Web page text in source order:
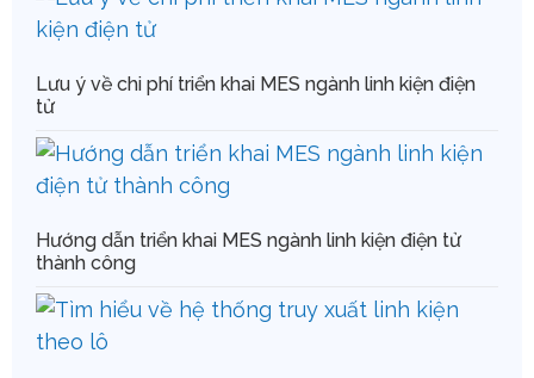
Lưu ý về chi phí triển khai MES ngành linh kiện điện
tử
Hướng dẫn triển khai MES ngành linh kiện điện tử
thành công